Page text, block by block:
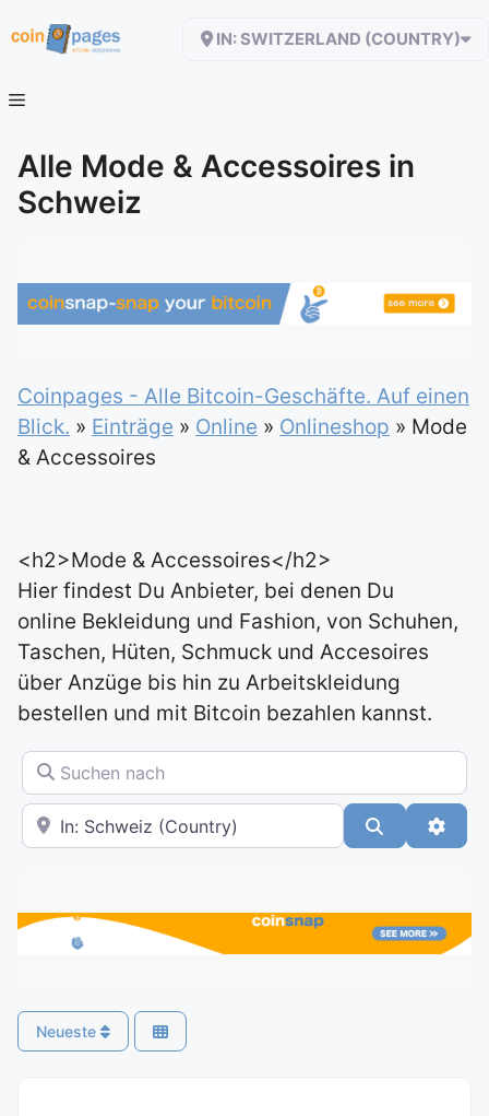
Inhalt
IN: SWITZERLAND (COUNTRY)
Alle Mode & Accessoires in
Schweiz
Coinpages - Alle Bitcoin-Geschäfte. Auf einen
Blick. » Einträge » Online » Onlineshop » Mode
& Accessoires
<h2>Mode & Accessoires</h2>
Hier findest Du Anbieter, bei denen Du
online Bekleidung und Fashion, von Schuhen,
Taschen, Hüten, Schmuck und Accesoires
über Anzüge bis hin zu Arbeitskleidung
bestellen und mit Bitcoin bezahlen kannst.
Suchen nach
In der Nähe Suchen
Neueste